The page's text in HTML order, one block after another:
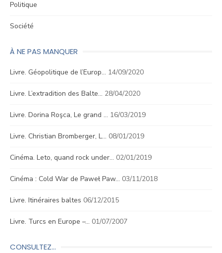
Politique
Société
À NE PAS MANQUER
Livre. Géopolitique de l’Europ… 14/09/2020
Livre. L’extradition des Balte… 28/04/2020
Livre. Dorina Roşca, Le grand … 16/03/2019
Livre. Christian Bromberger, L… 08/01/2019
Cinéma. Leto, quand rock under… 02/01/2019
Cinéma : Cold War de Paweł Paw… 03/11/2018
Livre. Itinéraires baltes 06/12/2015
Livre. Turcs en Europe –… 01/07/2007
CONSULTEZ…